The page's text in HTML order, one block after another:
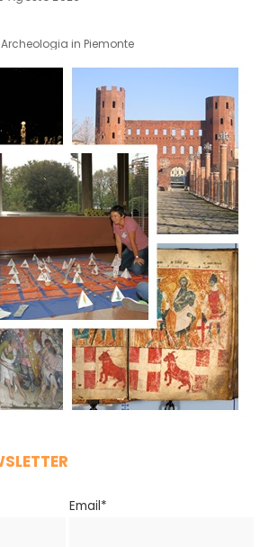
Archeologia in Piemonte
Email*